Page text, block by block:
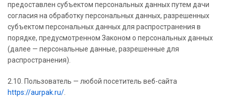
предоставлен субъектом персональных данных путем дачи
согласия на обработку персональных данных, разрешенных
субъектом персональных данных для распространения в
порядке, предусмотренном Законом о персональных данных
(далее — персональные данные, разрешенные для
распространения).
2.10. Пользователь — любой посетитель веб-сайта
https://aurpak.ru/